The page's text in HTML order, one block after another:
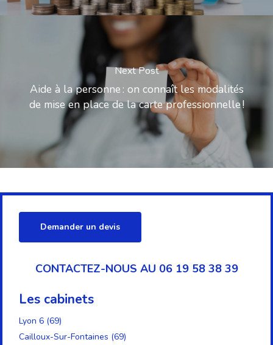
Next Post
Aide à la personne : on connaît les modalités
de mise en place de la carte professionnelle !
Demander un devis
CONTACTEZ-NOUS AU 06 19 58 38 39
Les cabinets
Lyon 6 (69)
Cailloux-Sur-Fontaines (69)